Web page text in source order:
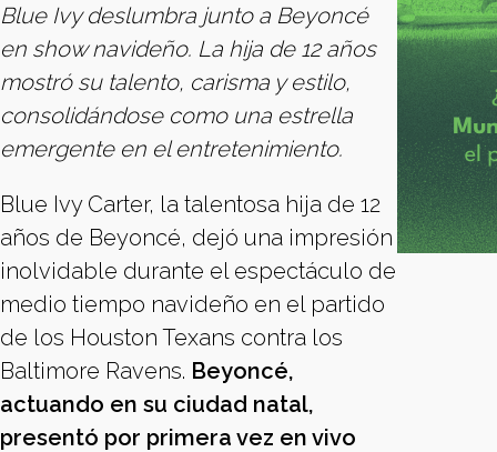
Blue Ivy deslumbra junto a Beyoncé
en show navideño. La hija de 12 años
mostró su talento, carisma y estilo,
consolidándose como una estrella
emergente en el entretenimiento.
Blue Ivy Carter, la talentosa hija de 12
años de Beyoncé, dejó una impresión
inolvidable durante el espectáculo de
medio tiempo navideño en el partido
de los Houston Texans contra los
Baltimore Ravens. Beyoncé,
actuando en su ciudad natal,
presentó por primera vez en vivo